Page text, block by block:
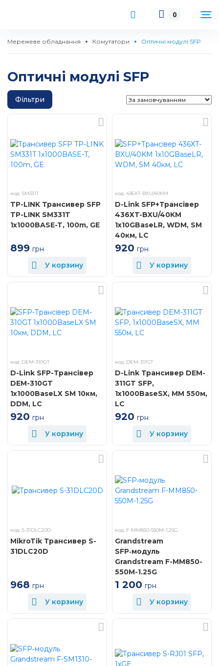
0
Мережеве обладнання Комутатори Оптичні модулі SFP
Оптичні модулі SFP
Фільтри
код: SM331T
TP-LINK Трансивер SFP
TP-LINK SM331T
1x1000BASE-T, 100m, GE
899 грн
У корзину
код: 436XT-BXU/40KM
D-Link SFP+Трансiвер
436XT-BXU/40KM
1x10GBaseLR, WDM, SM
40км, LC
920 грн
У корзину
код: DEM-310GT
D-Link SFP-Трансiвер
DEM-310GT
1x1000BaseLX SM 10км,
DDM, LC
920 грн
У корзину
код: DEM-311GT
D-Link Трансивер DEM-
311GT SFP,
1x1000BaseSX, MM 550м,
LC
920 грн
У корзину
код: S-31DLC20D
MikroTik Трансивер S-
31DLC20D
968 грн
У корзину
код: F-MM850-550M-1.25G
Grandstream
SFP‑модуль
Grandstream F-MM850-
550M-1.25G
1 200 грн
У корзину